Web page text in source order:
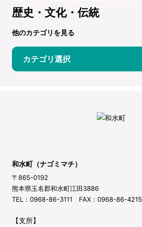
歴史・文化・伝統
他のカテゴリを見る
カテゴリ選択
和水町（ナゴミマチ）
〒865-0192
熊本県玉名郡和水町江田3886
TEL：0968-86-3111 FAX：0968-86-4215
【支所】